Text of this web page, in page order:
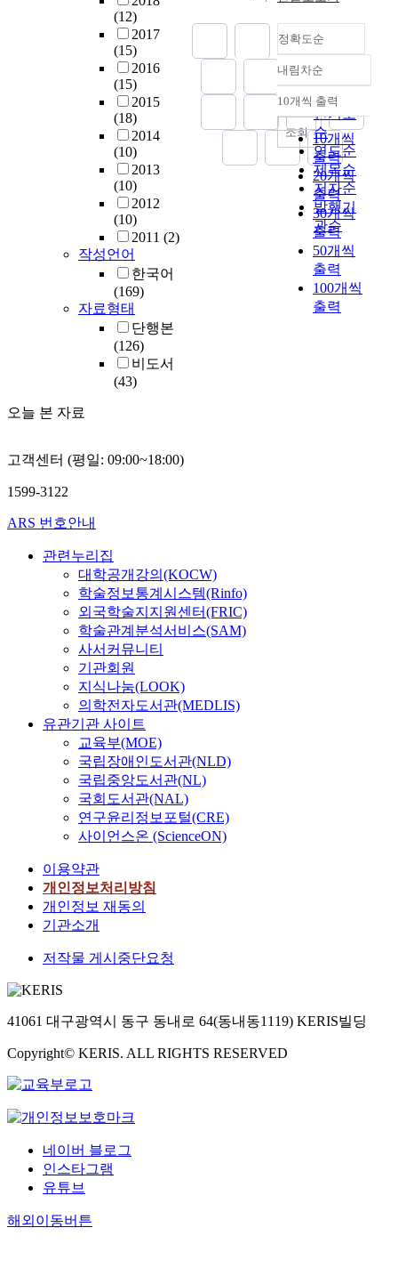
(12)
2017
(15)
2016
(15)
2015
(18)
2014
(10)
2013
(10)
2012
(10)
2011 (2)
작성언어
한국어
(169)
자료형태
단행본
(126)
비도서
(43)
오늘 본 자료
정확도순
정확도
순
인기도
순
연도순
제목순
저자순
발행기
관순
내림차순
내림차순
10개씩 출력
10개씩
출력
20개씩
출력
30개씩
출력
50개씩
출력
100개씩
출력
조회
고객센터 (평일: 09:00~18:00)
1599-3122
ARS 번호안내
관련누리집
대학공개강의(KOCW)
학술정보통계시스템(Rinfo)
외국학술지지원센터(FRIC)
학술관계분석서비스(SAM)
사서커뮤니티
기관회원
지식나눔(LOOK)
의학전자도서관(MEDLIS)
유관기관 사이트
교육부(MOE)
국립장애인도서관(NLD)
국립중앙도서관(NL)
국회도서관(NAL)
연구윤리정보포털(CRE)
사이언스온 (ScienceON)
이용약관
개인정보처리방침
개인정보 재동의
기관소개
저작물 게시중단요청
41061 대구광역시 동구 동내로 64(동내동1119) KERIS빌딩
Copyright© KERIS. ALL RIGHTS RESERVED
네이버 블로그
인스타그램
유튜브
해외이동버튼